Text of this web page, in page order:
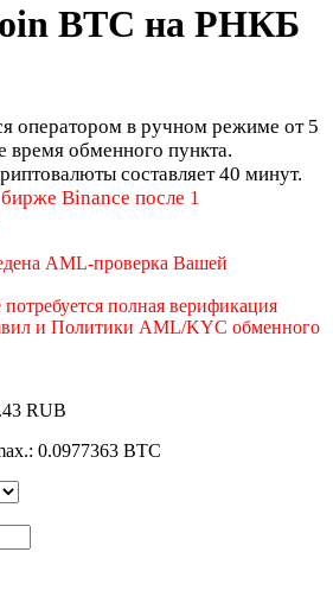
BTC на РНКБ
оператором в ручном режиме от 5
время обменного пункта.
составляет 40 минут.
Binance после 1
AML-проверка Вашей
полная верификация
и Политики AML/KYC обменного
RUB
0.0977363 BTC